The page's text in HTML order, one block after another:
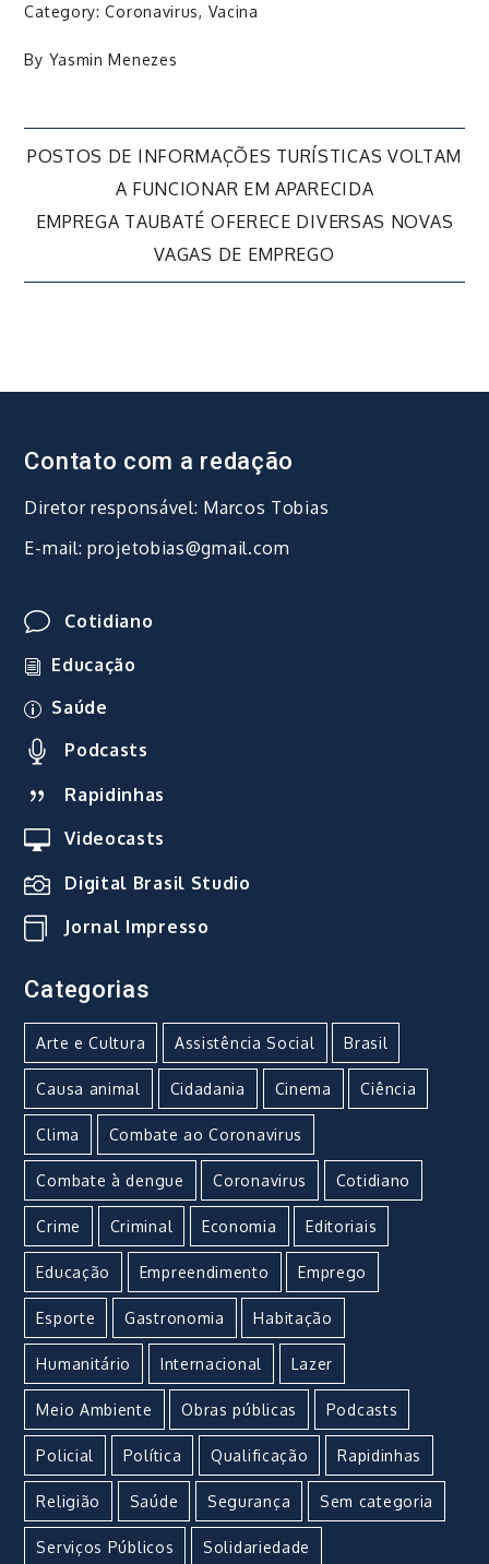
Category:Coronavirus, Vacina
By Yasmin Menezes
Navegação
de
Post
POSTOS DE INFORMAÇÕES TURÍSTICAS VOLTAM
A FUNCIONAR EM APARECIDA
EMPREGA TAUBATÉ OFERECE DIVERSAS NOVAS
VAGAS DE EMPREGO
Contato com a redação
Diretor responsável: Marcos Tobias
E-mail: projetobias@gmail.com
Cotidiano
Educação
Saúde
Podcasts
Rapidinhas
Videocasts
Digital Brasil Studio
Jornal Impresso
Categorias
Arte e Cultura Assistência Social Brasil
Causa animal Cidadania Cinema Ciência
Clima Combate ao Coronavirus
Combate à dengue Coronavirus Cotidiano
Crime Criminal Economia Editoriais
Educação Empreendimento Emprego
Esporte Gastronomia Habitação
Humanitário Internacional Lazer
Meio Ambiente Obras públicas Podcasts
Policial Política Qualificação Rapidinhas
Religião Saúde Segurança Sem categoria
Serviços Públicos Solidariedade